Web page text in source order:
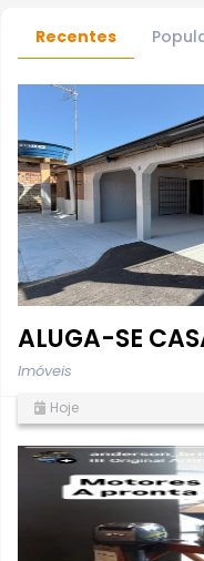
Recentes
ALUGA-SE
Imóveis
Hoje